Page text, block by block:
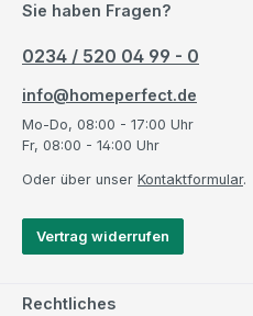
Sie haben Fragen?
0234 / 520 04 99 - 0
info@homeperfect.de
Mo-Do, 08:00 - 17:00 Uhr
Fr, 08:00 - 14:00 Uhr
Oder über unser Kontaktformular.
Vertrag widerrufen
Rechtliches